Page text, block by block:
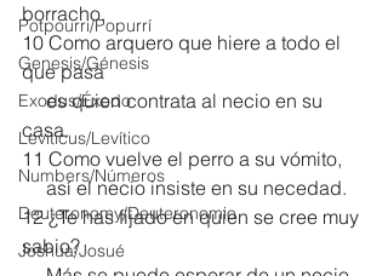
Potpourri/Popurrí
Genesis/Génesis
Exodus/Éxodo
Leviticus/Levítico
Numbers/Números
Deuteronomy/Deuteronomio
Joshua/Josué
borracho.
10 Como arquero que hiere a todo el
que pasa
     es quien contrata al necio en su
casa.
11 Como vuelve el perro a su vómito,
     así el necio insiste en su necedad.
12 ¿Te has fijado en quien se cree muy
sabio?